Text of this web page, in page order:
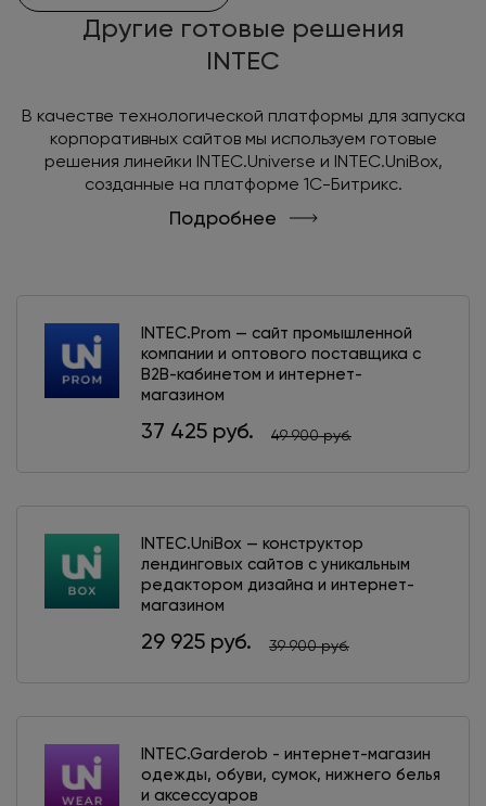
Другие готовые решения
INTEC
В качестве технологической платформы для запуска
корпоративных сайтов мы используем готовые
решения линейки INTEC.Universe и INTEC.UniBox,
созданные на платформе 1С-Битрикс.
Подробнее
INTEC.Prom — сайт промышленной
компании и оптового поставщика с
B2B-кабинетом и интернет-
магазином
37 425 руб. 49 900 руб.
INTEC.UniBox — конструктор
лендинговых сайтов с уникальным
редактором дизайна и интернет-
магазином
29 925 руб. 39 900 руб.
INTEC.Garderob - интернет-магазин
одежды, обуви, сумок, нижнего белья
и аксессуаров